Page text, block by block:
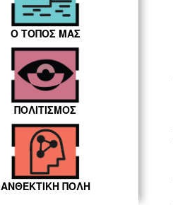
Ο ΤΟΠΟΣ ΜΑΣ
ΠΟΛΙΤΙΣΜΟΣ
ΑΝΘΕΚΤΙΚΗ ΠΟΛΗ